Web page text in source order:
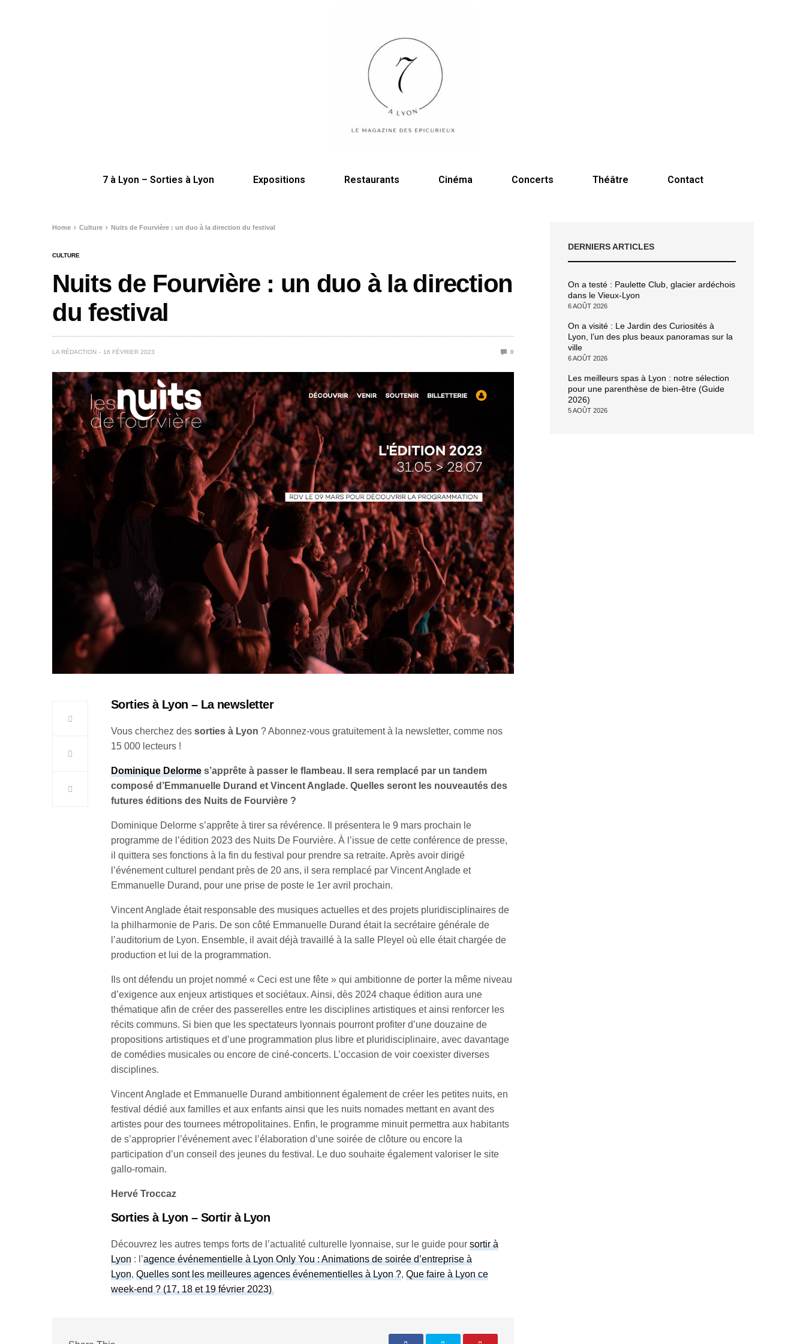
7 à Lyon – Sorties à Lyon Expositions Restaurants Cinéma Concerts Théâtre Contact
Home Culture Nuits de Fourvière : un duo à la direction du festival
CULTURE
Nuits de Fourvière : un duo à la direction
du festival
LA RÉDACTION 16 FÉVRIER 2023 0
Sorties à Lyon – La newsletter
Vous cherchez dessorties à Lyon ? Abonnez-vous gratuitement à la newsletter, comme nos
15 000 lecteurs !
Dominique Delorme s’apprête à passer le flambeau. Il sera remplacé par un tandem
composé d’Emmanuelle Durand et Vincent Anglade. Quelles seront les nouveautés des
futures éditions des Nuits de Fourvière ?
Dominique Delorme s’apprête à tirer sa révérence. Il présentera le 9 mars prochain le
programme de l’édition 2023 des Nuits De Fourvière. À l’issue de cette conférence de presse,
il quittera ses fonctions à la fin du festival pour prendre sa retraite. Après avoir dirigé
l’événement culturel pendant près de 20 ans, il sera remplacé par Vincent Anglade et
Emmanuelle Durand, pour une prise de poste le 1er avril prochain.
Vincent Anglade était responsable des musiques actuelles et des projets pluridisciplinaires de
la philharmonie de Paris. De son côté Emmanuelle Durand était la secrétaire générale de
l’auditorium de Lyon. Ensemble, il avait déjà travaillé à la salle Pleyel où elle était chargée de
production et lui de la programmation.
Ils ont défendu un projet nommé « Ceci est une fête » qui ambitionne de porter la même niveau
d’exigence aux enjeux artistiques et sociétaux. Ainsi, dès 2024 chaque édition aura une
thématique afin de créer des passerelles entre les disciplines artistiques et ainsi renforcer les
récits communs. Si bien que les spectateurs lyonnais pourront profiter d’une douzaine de
propositions artistiques et d’une programmation plus libre et pluridisciplinaire, avec davantage
de comédies musicales ou encore de ciné-concerts. L’occasion de voir coexister diverses
disciplines.
Vincent Anglade et Emmanuelle Durand ambitionnent également de créer les petites nuits, en
festival dédié aux familles et aux enfants ainsi que les nuits nomades mettant en avant des
artistes pour des tournees métropolitaines. Enfin, le programme minuit permettra aux habitants
de s’approprier l’événement avec l’élaboration d’une soirée de clôture ou encore la
participation d’un conseil des jeunes du festival. Le duo souhaite également valoriser le site
gallo-romain.
Hervé Troccaz
Sorties à Lyon – Sortir à Lyon
Découvrez les autres temps forts de l’actualité culturelle lyonnaise, sur le guide poursortir à
Lyon : l’agence événementielle à Lyon Only You : Animations de soirée d’entreprise à
Lyon,Quelles sont les meilleures agences événementielles à Lyon ?,Que faire à Lyon ce
week-end ? (17, 18 et 19 février 2023)
DERNIERS ARTICLES
On a testé : Paulette Club, glacier ardéchois
dans le Vieux-Lyon
6 AOÛT 2026
On a visité : Le Jardin des Curiosités à
Lyon, l’un des plus beaux panoramas sur la
ville
6 AOÛT 2026
Les meilleurs spas à Lyon : notre sélection
pour une parenthèse de bien-être (Guide
2026)
5 AOÛT 2026